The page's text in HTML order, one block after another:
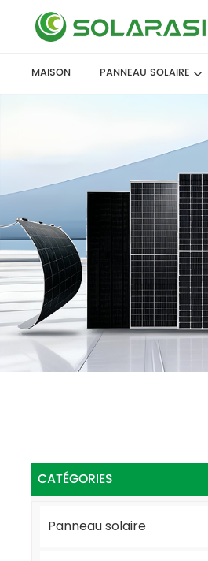
MAISON PANNEAU SOLAIRE
CATÉGORIES
Panneau solaire